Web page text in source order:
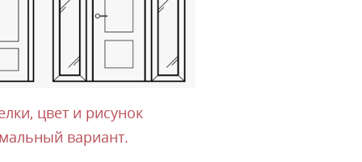
цвет и рисунок
вариант.